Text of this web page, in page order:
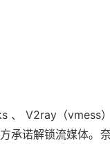
、 V2ray（vmess
承诺解锁流媒体。